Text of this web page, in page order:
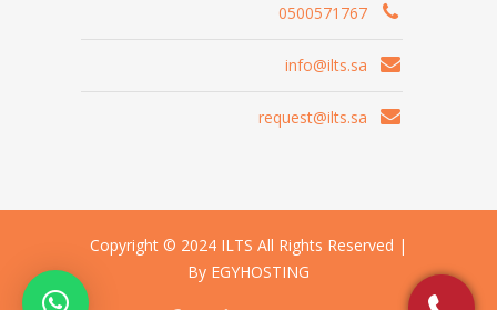
0500571767
info@ilts.sa
request@ilts.sa
Copyright © 2024 ILTS All Rights Reserved |
By EGYHOSTING